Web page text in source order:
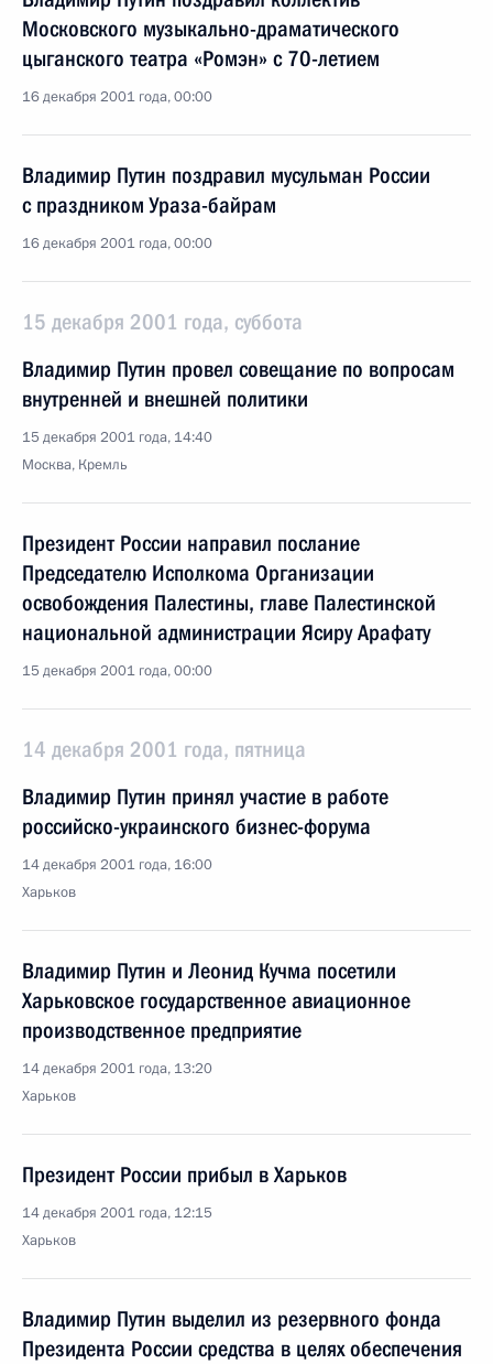
Московского музыкально-драматического
цыганского театра «Ромэн» с 70-летием
16 декабря 2001 года, 00:00
Владимир Путин поздравил мусульман России
с праздником Ураза-байрам
16 декабря 2001 года, 00:00
15 декабря 2001 года, суббота
Владимир Путин провел совещание по вопросам
внутренней и внешней политики
15 декабря 2001 года, 14:40
Москва, Кремль
Президент России направил послание
Председателю Исполкома Организации
освобождения Палестины, главе Палестинской
национальной администрации Ясиру Арафату
15 декабря 2001 года, 00:00
14 декабря 2001 года, пятница
Владимир Путин принял участие в работе
российско-украинского бизнес-форума
14 декабря 2001 года, 16:00
Харьков
Владимир Путин и Леонид Кучма посетили
Харьковское государственное авиационное
производственное предприятие
14 декабря 2001 года, 13:20
Харьков
Президент России прибыл в Харьков
14 декабря 2001 года, 12:15
Харьков
Владимир Путин выделил из резервного фонда
Президента России средства в целях обеспечения